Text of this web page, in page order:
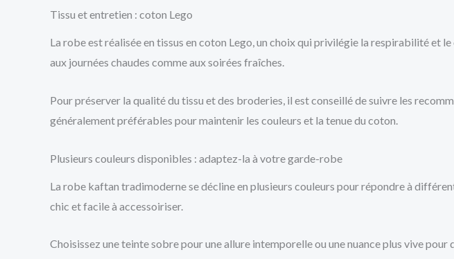
Tissu et entretien : coton Lego
La robe est réalisée en tissus en coton Lego, un choix qui privilégie la respirabilité et
aux journées chaudes comme aux soirées fraîches.
Pour préserver la qualité du tissu et des broderies, il est conseillé de suivre les
généralement préférables pour maintenir les couleurs et la tenue du coton.
Plusieurs couleurs disponibles : adaptez-la à votre garde-robe
La robe kaftan tradimoderne se décline en plusieurs couleurs pour répondre à
chic et facile à accessoiriser.
Choisissez une teinte sobre pour une allure intemporelle ou une nuance plus vive